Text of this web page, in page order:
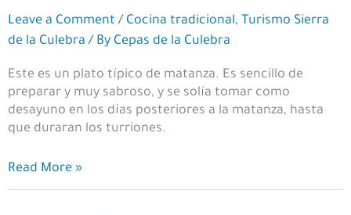
Leave a Comment / Cocina tradicional, Turismo Sierra
de la Culebra / By Cepas de la Culebra
Este es un plato típico de matanza. Es sencillo de
preparar y muy sabroso, y se solía tomar como
desayuno en los días posteriores a la matanza, hasta
que duraran los turriones.
Turriones
con
Read More »